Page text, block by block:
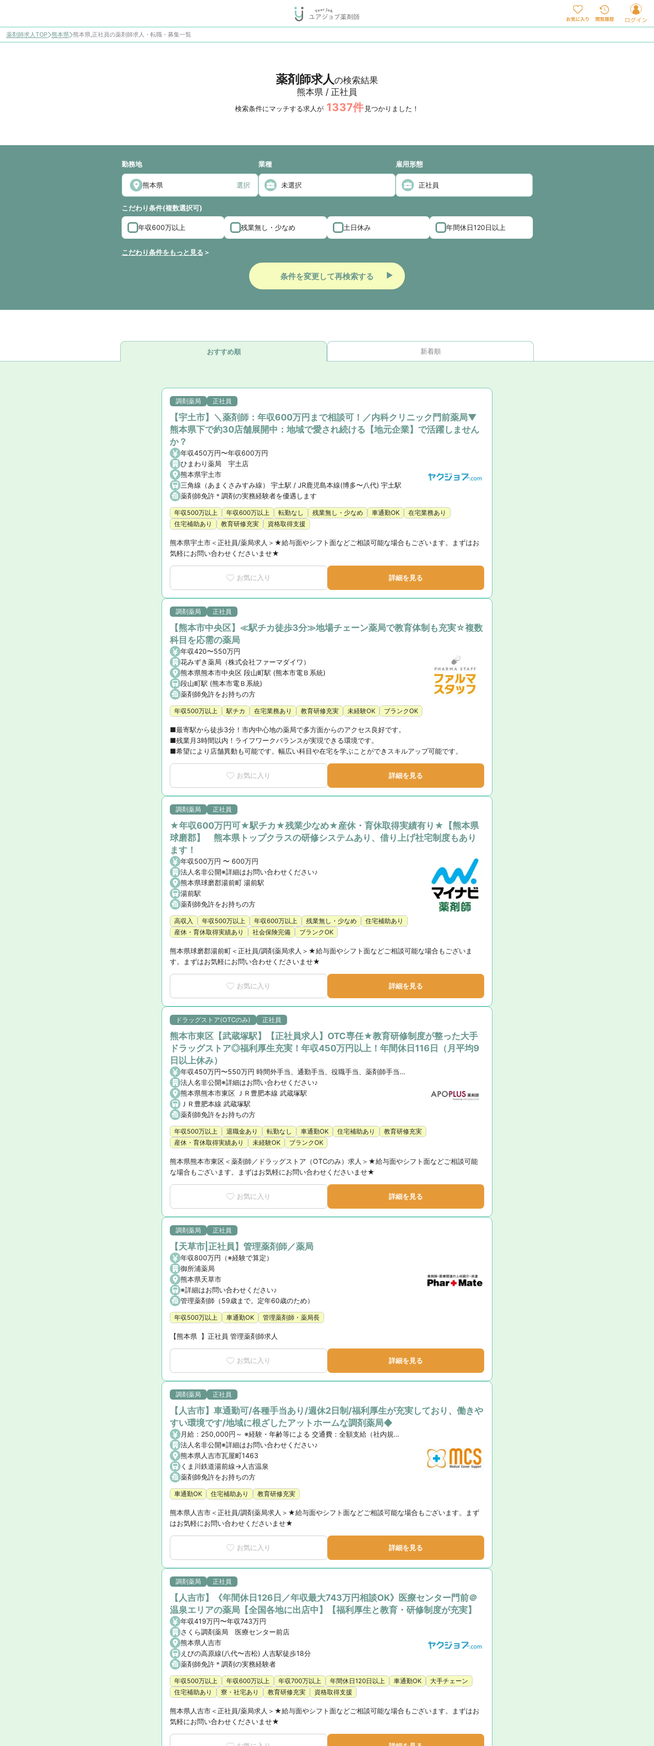
薬剤師求人TOP 熊本県 熊本県,正社員の薬剤師求人・転職・募集一覧
薬剤師求人の検索結果
熊本県 / 正社員
検索条件にマッチする求人が 1337件 見つかりました！
勤務地
選択
業種 雇用形態
こだわり条件(複数選択可)
年収600万以上 残業無し・少なめ 土日休み 年間休日120日以上
こだわり条件をもっと見る
条件を変更して再検索する
おすすめ順 新着順
調剤薬局 正社員
【宇土市】＼薬剤師：年収600万円まで相談可！／内科クリニック門前薬局▼
熊本県下で約30店舗展開中：地域で愛され続ける【地元企業】で活躍しません
か？
年収450万円〜年収600万円
ひまわり薬局 宇土店
熊本県宇土市
三角線（あまくさみすみ線） 宇土駅 / JR鹿児島本線(博多〜八代) 宇土駅
薬剤師免許＊調剤の実務経験者を優遇します
年収500万以上 年収600万以上 転勤なし 残業無し・少なめ 車通勤OK
在宅業務あり
住宅補助あり
教育研修充実 資格取得支援
熊本県宇土市＜正社員/薬局求人＞★給与面やシフト面などご相談可能な場合もございます。まずはお
気軽にお問い合わせくださいませ★
お気に入り 詳細を見る
調剤薬局 正社員
【熊本市中央区】≪駅チカ徒歩3分≫地場チェーン薬局で教育体制も充実☆複数
科目を応需の薬局
年収420〜550万円
花みずき薬局（株式会社ファーマダイワ）
熊本県熊本市中央区 段山町駅 (熊本市電Ｂ系統)
段山町駅 (熊本市電Ｂ系統)
薬剤師免許をお持ちの方
年収500万以上 駅チカ 在宅業務あり 教育研修充実 未経験OK ブランクOK
■最寄駅から徒歩3分！市内中心地の薬局で多方面からのアクセス良好です。
■残業月3時間以内！ライフワークバランスが実現できる環境です。
■希望により店舗異動も可能です。幅広い科目や在宅を学ぶことができスキルアップ可能です。
お気に入り 詳細を見る
調剤薬局 正社員
★年収600万円可★駅チカ★残業少なめ★産休・育休取得実績有り★【熊本県
球磨郡】 熊本県トップクラスの研修システムあり、借り上げ社宅制度もあり
ます！
年収500万円 〜 600万円
法人名非公開※詳細はお問い合わせください♪
熊本県球磨郡湯前町 湯前駅
湯前駅
薬剤師免許をお持ちの方
高収入 年収500万以上 年収600万以上 残業無し・少なめ
住宅補助あり
産休・育休取得実績あり
社会保険完備 ブランクOK
熊本県球磨郡湯前町＜正社員/調剤薬局求人＞★給与面やシフト面などご相談可能な場合もございま
す。まずはお気軽にお問い合わせくださいませ★
お気に入り 詳細を見る
ドラッグストア(OTCのみ) 正社員
熊本市東区【武蔵塚駅】【正社員求人】OTC専任★教育研修制度が整った大手
ドラッグストア◎福利厚生充実！年収450万円以上！年間休日116日（月平均9
日以上休み）
年収450万円〜550万円 時間外手当、通勤手当、役職手当、薬剤師手当、地域手当
法人名非公開※詳細はお問い合わせください♪
熊本県熊本市東区 ＪＲ豊肥本線 武蔵塚駅
ＪＲ豊肥本線 武蔵塚駅
薬剤師免許をお持ちの方
年収500万以上 退職金あり 転勤なし 車通勤OK 住宅補助あり
教育研修充実
産休・育休取得実績あり
未経験OK ブランクOK
熊本県熊本市東区＜薬剤師／ドラッグストア（OTCのみ）求人＞★給与面やシフト面などご相談可能
な場合もございます。まずはお気軽にお問い合わせくださいませ★
お気に入り 詳細を見る
調剤薬局 正社員
【天草市|正社員】管理薬剤師／薬局
年収800万円（※経験で算定）
御所浦薬局
熊本県天草市
※詳細はお問い合わせください♪
管理薬剤師（59歳まで。定年60歳のため）
年収500万以上 車通勤OK 管理薬剤師・薬局長
【熊本県  】正社員 管理薬剤師求人
お気に入り 詳細を見る
調剤薬局 正社員
【人吉市】車通勤可/各種手当あり/週休2日制/福利厚生が充実しており、働きや
すい環境です/地域に根ざしたアットホームな調剤薬局◆
月給：250,000円～ ※経験・年齢等による 交通費：全額支給（社内規定あり） 各種手当：薬剤師手当、職務手当、住宅手当
法人名非公開※詳細はお問い合わせください♪
熊本県人吉市瓦屋町1463
くま川鉄道湯前線->人吉温泉
薬剤師免許をお持ちの方
車通勤OK 住宅補助あり 教育研修充実
熊本県人吉市＜正社員/調剤薬局求人＞★給与面やシフト面などご相談可能な場合もございます。まず
はお気軽にお問い合わせくださいませ★
お気に入り 詳細を見る
調剤薬局 正社員
【人吉市】《年間休日126日／年収最大743万円相談OK》医療センター門前＠
温泉エリアの薬局【全国各地に出店中】【福利厚生と教育・研修制度が充実】
年収419万円〜年収743万円
さくら調剤薬局 医療センター前店
熊本県人吉市
えびの高原線(八代〜吉松) 人吉駅徒歩18分
薬剤師免許＊調剤の実務経験者
年収500万以上 年収600万以上 年収700万以上 年間休日120日以上 車通勤OK
大手チェーン
住宅補助あり
寮・社宅あり 教育研修充実 資格取得支援
熊本県人吉市＜正社員/薬局求人＞★給与面やシフト面などご相談可能な場合もございます。まずはお
気軽にお問い合わせくださいませ★